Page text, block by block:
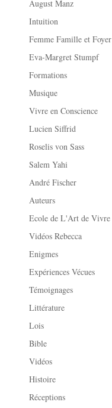
August Manz
Intuition
Femme Famille et Foyer
Eva-Margret Stumpf
Formations
Musique
Vivre en Conscience
Lucien Siffrid
Roselis von Sass
Salem Yahi
André Fischer
Auteurs
Ecole de L'Art de Vivre
Vidéos Rebecca
Enigmes
Expériences Vécues
Témoignages
Littérature
Lois
Bible
Vidéos
Histoire
Réceptions